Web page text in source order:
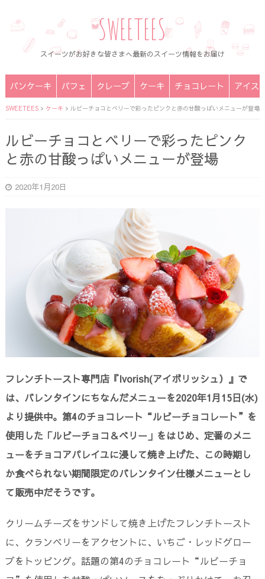
SWEETEES
スイーツがお好きな皆さまへ最新のスイーツ情報をお届け
パンケーキ パフェ クレープ ケーキ チョコレート アイス
SWEETEES> ケーキ > ルビーチョコとベリーで彩ったピンクと赤の甘酸っぱいメニューが登場
ルビーチョコとベリーで彩ったピンク
と赤の甘酸っぱいメニューが登場
2020年1月20日
フレンチトースト専門店『Ivorish(アイボリッシュ）』で
は、バレンタインにちなんだメニューを2020年1月15日(水)
より提供中。第4のチョコレート“ルビーチョコレート”を
使用した「ルビーチョコ＆ベリー」をはじめ、定番のメニ
ューをチョコアパレイユに浸して焼き上げた、この時期し
か食べられない期間限定のバレンタイン仕様メニューとし
て販売中だそうです。
クリームチーズをサンドして焼き上げたフレンチトースト
に、クランベリーをアクセントに、いちご・レッドグロー
ブをトッピング。話題の第4のチョコレート“ルビーチョ